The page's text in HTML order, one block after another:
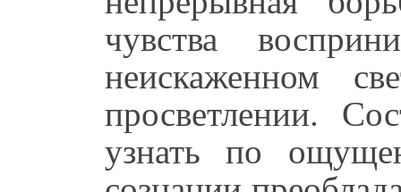
чувства
неискаженном
просветлении.
узнать по